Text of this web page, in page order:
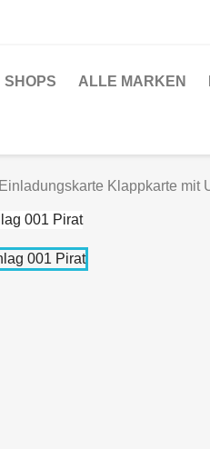
SHOPS ALLE MARKEN
Einladungskarte Klappkarte mit